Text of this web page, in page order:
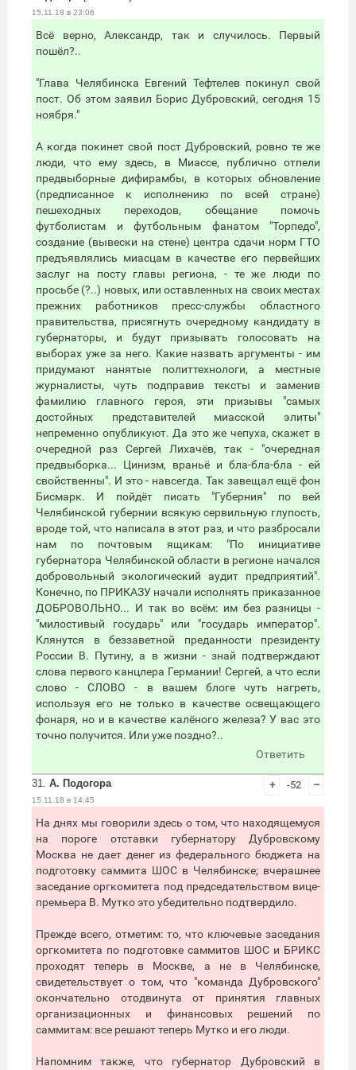
15.11.18 в 23:06
Всё верно, Александр, так и случилось. Первый
пошёл?..
"Глава Челябинска Евгений Тефтелев покинул свой
пост. Об этом заявил Борис Дубровский, сегодня 15
ноября."
А когда покинет свой пост Дубровский, ровно те же
люди, что ему здесь, в Миассе, публично отпели
предвыборные дифирамбы, в которых обновление
(предписанное к исполнению по всей стране)
пешеходных переходов, обещание помочь
футболистам и футбольным фанатом "Торпедо",
создание (вывески на стене) центра сдачи норм ГТО
предъявлялись миасцам в качестве его первейших
заслуг на посту главы региона, - те же люди по
просьбе (?..) новых, или оставленных на своих местах
прежних работников пресс-службы областного
правительства, присягнуть очередному кандидату в
губернаторы, и будут призывать голосовать на
выборах уже за него. Какие назвать аргументы - им
придумают нанятые политтехнологи, а местные
журналисты, чуть подправив тексты и заменив
фамилию главного героя, эти призывы "самых
достойных представителей миасской элиты"
непременно опубликуют. Да это же чепуха, скажет в
очередной раз Сергей Лихачёв, так - "очередная
предвыборка... Цинизм, враньё и бла-бла-бла - ей
свойственны". И это - навсегда. Так завещал ещё фон
Бисмарк. И пойдёт писать "Губерния" по вей
Челябинской губернии всякую сервильную глупость,
вроде той, что написала в этот раз, и что разбросали
нам по почтовым ящикам: "По инициативе
губернатора Челябинской области в регионе начался
добровольный экологический аудит предприятий".
Конечно, по ПРИКАЗУ начали исполнять приказанное
ДОБРОВОЛЬНО... И так во всём: им без разницы -
"милостивый государь" или "государь император".
Клянутся в беззаветной преданности президенту
России В. Путину, а в жизни - знай подтверждают
слова первого канцлера Германии! Сергей, а что если
слово - СЛОВО - в вашем блоге чуть нагреть,
используя его не только в качестве освещающего
фонаря, но и в качестве калёного железа? У вас это
точно получится. Или уже поздно?..
Ответить
31. А. Подогора
15.11.18 в 14:45
+ -52 –
На днях мы говорили здесь о том, что находящемуся
на пороге отставки губернатору Дубровскому
Москва не дает денег из федерального бюджета на
подготовку саммита ШОС в Челябинске; вчерашнее
заседание оргкомитета под председательством вице-
премьера В. Мутко это убедительно подтвердило.
Прежде всего, отметим: то, что ключевые заседания
оргкомитета по подготовке саммитов ШОС и БРИКС
проходят теперь в Москве, а не в Челябинске,
свидетельствует о том, что "команда Дубровского"
окончательно отодвинута от принятия главных
организационных и финансовых решений по
саммитам: все решают теперь Мутко и его люди.
Напомним также, что губернатор Дубровский в